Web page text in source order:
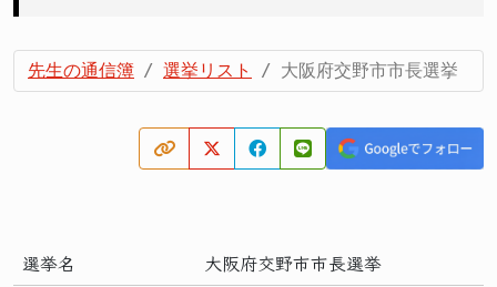
先生の通信簿 選挙リスト 大阪府交野市市長選挙
選挙名
大阪府交野市市長選挙